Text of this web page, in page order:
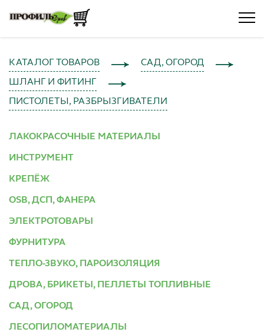
КАТАЛОГ ТОВАРОВ САД, ОГОРОД
ШЛАНГ И ФИТИНГ
ПИСТОЛЕТЫ, РАЗБРЫЗГИВАТЕЛИ
ЛАКОКРАСОЧНЫЕ МАТЕРИАЛЫ
ИНСТРУМЕНТ
КРЕПЁЖ
OSB, ДСП, ФАНЕРА
ЭЛЕКТРОТОВАРЫ
ФУРНИТУРА
ТЕПЛО-ЗВУКО, ПАРОИЗОЛЯЦИЯ
ДРОВА, БРИКЕТЫ, ПЕЛЛЕТЫ ТОПЛИВНЫЕ
САД, ОГОРОД
ЛЕСОПИЛОМАТЕРИАЛЫ